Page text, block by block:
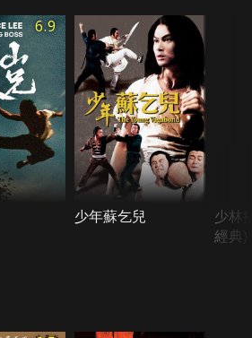
6.9
少年蘇乞兒
少林
經典)